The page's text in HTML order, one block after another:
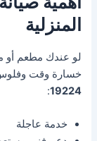
المنزلية
لو عندك مطعم أو
خسارة وقت
19224
:
خدمة عاجلة